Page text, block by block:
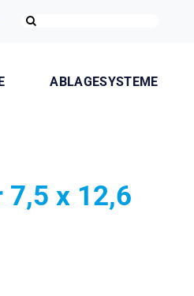
ABLAGESYSTEME
x 12,6